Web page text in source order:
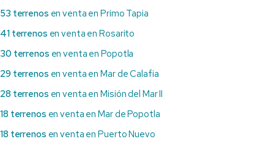
53 terrenos en venta en Primo Tapia
41 terrenos en venta en Rosarito
30 terrenos en venta en Popotla
29 terrenos en venta en Mar de Calafia
28 terrenos en venta en Misión del Mar II
18 terrenos en venta en Mar de Popotla
18 terrenos en venta en Puerto Nuevo